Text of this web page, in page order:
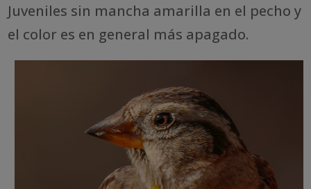
Juveniles sin mancha amarilla en el pecho y
el color es en general más apagado.